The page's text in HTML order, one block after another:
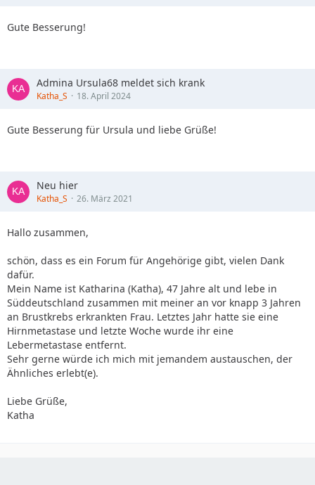
Gute Besserung!
Admina Ursula68 meldet sich krank
Katha_S 18. April 2024
Gute Besserung für Ursula und liebe Grüße!
Neu hier
Katha_S 26. März 2021
Hallo zusammen,
schön, dass es ein Forum für Angehörige gibt, vielen Dank
dafür.
Mein Name ist Katharina (Katha), 47 Jahre alt und lebe in
Süddeutschland zusammen mit meiner an vor knapp 3 Jahren
an Brustkrebs erkrankten Frau. Letztes Jahr hatte sie eine
Hirnmetastase und letzte Woche wurde ihr eine
Lebermetastase entfernt.
Sehr gerne würde ich mich mit jemandem austauschen, der
Ähnliches erlebt(e).
Liebe Grüße,
Katha